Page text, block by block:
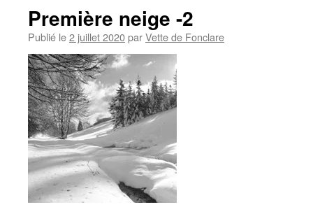
Première neige -2
Publié le2 juillet 2020parVette de Fonclare